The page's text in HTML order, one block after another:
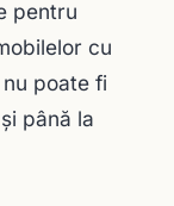
pentru
cu
poate fi
până la